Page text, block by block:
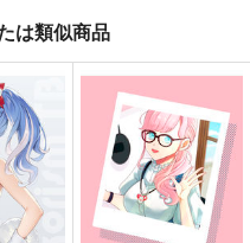
ステッ
め2）
にじさんじENイメー
ジダイス（ルカ・カネ
シロ）
G.G.W
専売 660円（税込）
にじさんじ
ルカ・カネシロ
は類似商品